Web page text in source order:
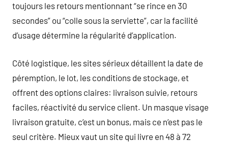
toujours les retours mentionnant “se rince en 30
secondes” ou “colle sous la serviette”, car la facilité
d’usage détermine la régularité d’application.
Côté logistique, les sites sérieux détaillent la date de
péremption, le lot, les conditions de stockage, et
offrent des options claires: livraison suivie, retours
faciles, réactivité du service client. Un masque visage
livraison gratuite, c’est un bonus, mais ce n’est pas le
seul critère. Mieux vaut un site qui livre en 48 à 72